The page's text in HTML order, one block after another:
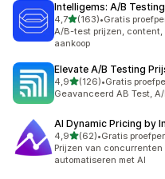
Intelligems: A/B Testing
4,7van 5 sterren
(163)
163 recensies in totaal
•Gratis
A/B-test prijzen,
aankoop
Elevate A/B Testing
4,9van 5 sterren
(126)
126 recensies in totaal
•Gratis
Geavanceerd AB Test,
AI Dynamic Pricing by
4,9van 5 sterren
(62)
62 recensies in totaal
•Gratis
Prijzen van
automatiseren met AI